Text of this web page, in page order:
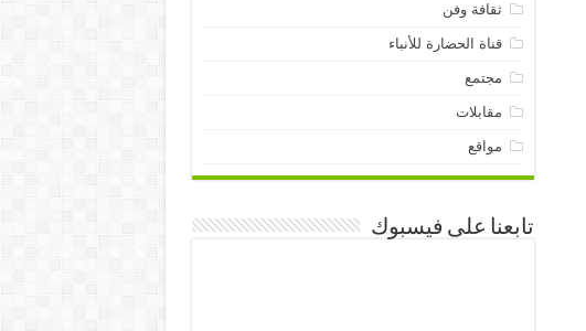
ثقافة وفن
قناة الحضارة للأنباء
مجتمع
مقابلات
مواقع
تابعنا على فيسبوك